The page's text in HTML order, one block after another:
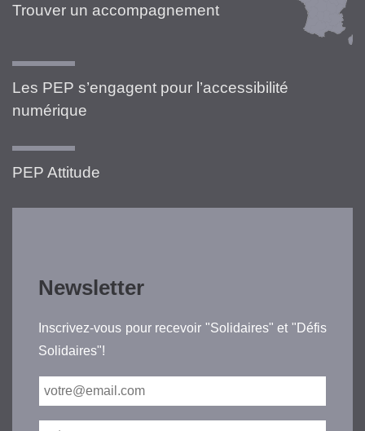
Trouver un accompagnement
Les PEP s’engagent pour l’accessibilité
numérique
PEP Attitude
Newsletter
Inscrivez-vous pour recevoir "Solidaires" et "Défis
Solidaires"!